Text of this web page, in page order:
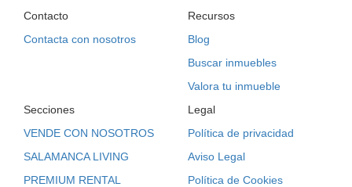
Contacto
Contacta con nosotros
Recursos
Blog
Buscar inmuebles
Valora tu inmueble
Secciones
VENDE CON NOSOTROS
SALAMANCA LIVING
PREMIUM RENTAL
Legal
Política de privacidad
Aviso Legal
Política de Cookies